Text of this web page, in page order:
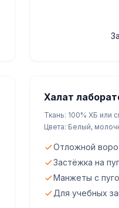
Халат
Ткань: 100% ХБ или
Цвета: Белый,
Отложной
Застёжка на
Манжеты с
Для учебных